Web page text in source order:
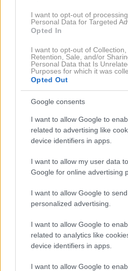
I want to opt-out of
Personal Data for Targeted
Opted In
I want to opt-out of Collection,
Retention, Sale, and/or
Personal Data that Is
Purposes for which it was
Opted Out
Google consents
I want to allow Google to
related to advertising like
device identifiers in apps.
I want to allow my user data
Google for online advertising
I want to allow Google to
personalized advertising.
I want to allow Google to
related to analytics like
device identifiers in apps.
I want to allow Google to
Γεννάει η Κατερίνα
σουίτα θα φέρει στον
έτοιμα για τον
EXCLUSIVE
για την εμπλοκή του
απάτης
EXCLUSIVE,
Αποκάλυψη! Θρίλερ με τη
εντολή των γιατρών και ο